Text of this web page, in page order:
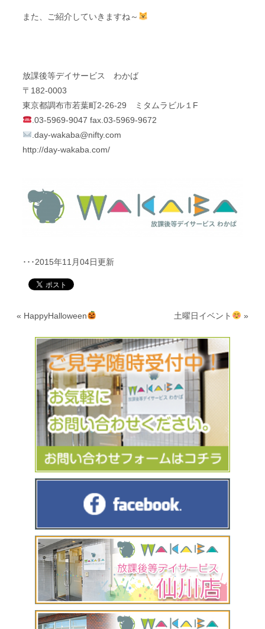
また、ご紹介していきますね～
放課後等デイサービス わかば
〒182-0003
東京都調布市若葉町2-26-29 ミタムラビル１F
.03-5969-9047 fax.03-5969-9672
day-wakaba@nifty.com
http://day-wakaba.com/
･･･2015年11月04日更新
« HappyHalloween 土曜日イベント »